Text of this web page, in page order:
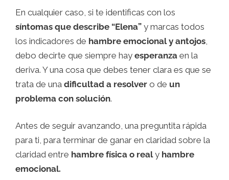
En cualquier caso, si te identificas con los
síntomas que describe “Elena” y marcas todos
los indicadores de hambre emocional y antojos
debo decirte que siempre hay esperanza en la
deriva. Y una cosa que debes tener clara es que se
trata de una dificultad a resolver o de un
problema con solución.
Antes de seguir avanzando, una preguntita rápida
para ti, para terminar de ganar en claridad sobre la
claridad entre hambre física o realy hambre
emocional.